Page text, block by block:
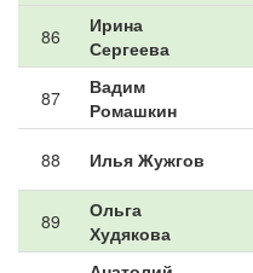
86
Ирина
Сергеева
87
Вадим
Ромашкин
88 Илья Жужгов
89
Ольга
Худякова